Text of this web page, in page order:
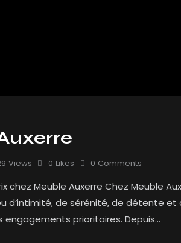
Views 0 Likes 0 Comments
chez Meuble Auxerre Chez Meuble
d’intimité, de sérénité, de détente
engagements prioritaires. Depuis…